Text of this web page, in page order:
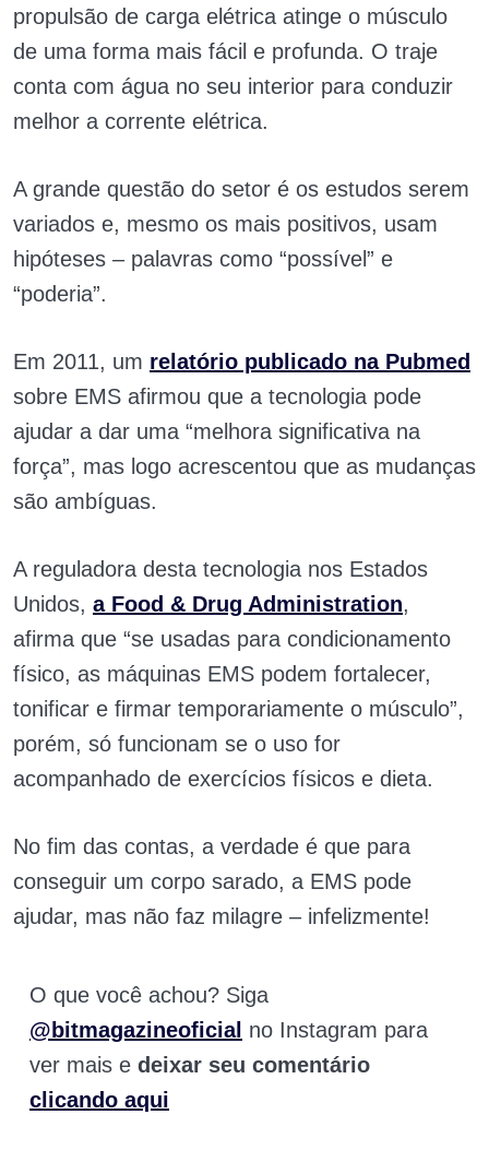
propulsão de carga elétrica atinge o músculo
de uma forma mais fácil e profunda. O traje
conta com água no seu interior para conduzir
melhor a corrente elétrica.
A grande questão do setor é os estudos serem
variados e, mesmo os mais positivos, usam
hipóteses – palavras como “possível” e
“poderia”.
Em 2011, um relatório publicado na Pubmed
sobre EMS afirmou que a tecnologia pode
ajudar a dar uma “melhora significativa na
força”, mas logo acrescentou que as mudanças
são ambíguas.
A reguladora desta tecnologia nos Estados
Unidos, a Food & Drug Administration,
afirma que “se usadas para condicionamento
físico, as máquinas EMS podem fortalecer,
tonificar e firmar temporariamente o músculo”,
porém, só funcionam se o uso for
acompanhado de exercícios físicos e dieta.
No fim das contas, a verdade é que para
conseguir um corpo sarado, a EMS pode
ajudar, mas não faz milagre – infelizmente!
O que você achou? Siga
@bitmagazineoficial no Instagram para
ver mais e deixar seu comentário
clicando aqui